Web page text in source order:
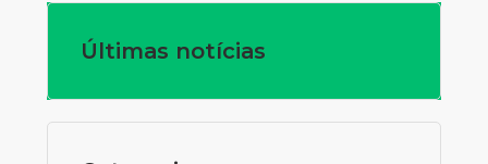
Últimas notícias